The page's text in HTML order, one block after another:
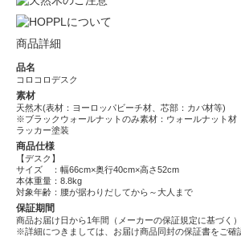
商品詳細
品名
コロコロデスク
素材
天然木(表材：ヨーロッパビーチ材、芯部：カバ材等)
※ブラックウォールナットのみ素材：ウォールナット材
ラッカー塗装
商品仕様
【デスク】
サイズ ：幅66cm×奥行40cm×高さ52cm
本体重量：8.8kg
対象年齢：腰が据わりだしてから～大人まで
保証期間
商品お届け日から1年間（メーカーの保証規定に基づく）
※詳細につきましては、お届け商品同封の保証書をご確